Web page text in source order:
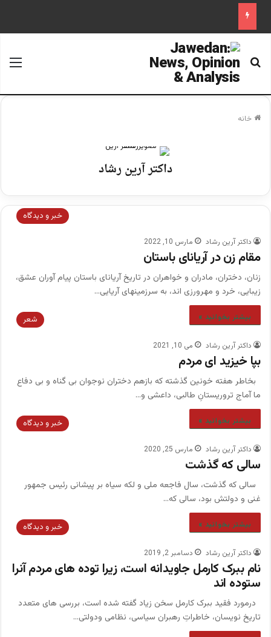
جستجو برای
خانه
داکتر آرین رشاد
خبر و دیدگاه
داکتر آرین رشاد مارس 10, 2022
مقام زن در آریانای باستان
زنان، دختران، مادران و خواهران در تاریخ آریانای باستان پیام آوران عشق،
زیبایی، خرد و مهرورزی اند، به سرزمینهای آریایی…
بیشتر بخوانید » شعر
داکتر آرین رشاد می 10, 2021
بپا خیزید ای مردم
بخاطر هفته خونین گذشته که بازهم دختران نوجوان بی گناه و بی دفاع
ما آماج تروریستانِ طالبی، داعشی و…
بیشتر بخوانید » خبر و دیدگاه
داکتر آرین رشاد مارس 25, 2020
سالی که گذشت
سالی که گذشت، سال فاجعه ملی و لکه سیاه بر پیشانی رئیس جمهور
غنی و دولتش بود، سالی که…
بیشتر بخوانید » خبر و دیدگاه
داکتر آرین رشاد دسامبر 2, 2019
نام ببرک کارمل جاویدانه است، زیرا توده های مردم آنرا
ستوده اند
درمورد فقید ببرک کارمل سخن زیاد گفته شده است، بررسی های متعدد
تاریخ نویسان، خاطراتِ رهبران سیاسی، نظامی ودولتی…